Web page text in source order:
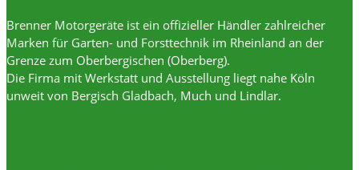
Brenner Motorgeräte ist ein offizieller Händler zahlreicher
Marken für Garten- und Forsttechnik im Rheinland an der
Grenze zum Oberbergischen (Oberberg).
Die Firma mit Werkstatt und Ausstellung liegt nahe Köln
unweit von Bergisch Gladbach, Much und Lindlar.